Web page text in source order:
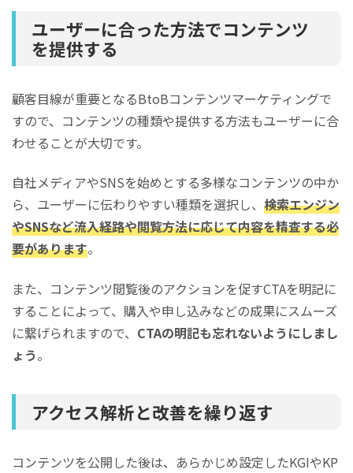
ユーザーに合った方法でコンテンツ
を提供する
顧客目線が重要となるBtoBコンテンツマーケティングで
すので、コンテンツの種類や提供する方法もユーザーに合
わせることが大切です。
自社メディアやSNSを始めとする多様なコンテンツの中か
ら、ユーザーに伝わりやすい種類を選択し、 検索エンジン
やSNSなど流入経路や閲覧方法に応じて内容を精査する必
要があります。
また、コンテンツ閲覧後のアクションを促すCTAを明記に
することによって、購入や申し込みなどの成果にスムーズ
に繋げられますので、 CTAの明記も忘れないようにしまし
ょう。
アクセス解析と改善を繰り返す
コンテンツを公開した後は、あらかじめ設定したKGIやKP